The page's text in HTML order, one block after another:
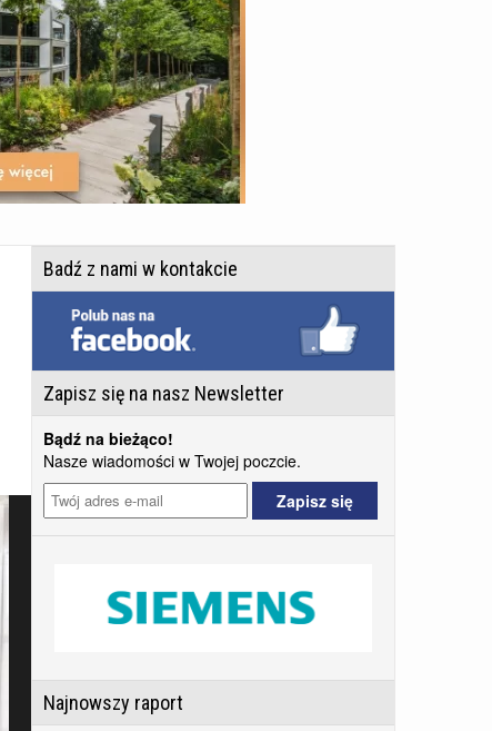
Badź z nami w kontakcie
Zapisz się na nasz Newsletter
Bądź na bieżąco!
Nasze wiadomości w Twojej poczcie.
Najnowszy raport